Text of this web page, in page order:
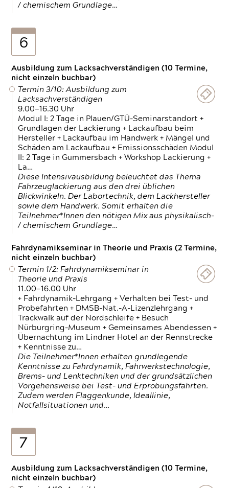
/ chemischem Grundlage…
6
Ausbildung zum Lacksachverständigen (10 Termine,
nicht einzeln buchbar)
Termin 3/10: Ausbildung zum
Lacksachverständigen
9.00—16.30 Uhr
Modul I: 2 Tage in Plauen/GTÜ-Seminarstandort +
Grundlagen der Lackierung + Lackaufbau beim
Hersteller + Lackaufbau im Handwerk + Mängel und
Schäden am Lackaufbau + Emissionsschäden Modul
II: 2 Tage in Gummersbach + Workshop Lackierung +
La…
Diese Intensivausbildung beleuchtet das Thema
Fahrzeuglackierung aus den drei üblichen
Blickwinkeln. Der Labortechnik, dem Lackhersteller
sowie dem Handwerk. Somit erhalten die
Teilnehmer*Innen den nötigen Mix aus physikalisch-
/ chemischem Grundlage…
Fahrdynamikseminar in Theorie und Praxis (2 Termine,
nicht einzeln buchbar)
Termin 1/2: Fahrdynamikseminar in
Theorie und Praxis
11.00—16.00 Uhr
+ Fahrdynamik-Lehrgang + Verhalten bei Test- und
Probefahrten + DMSB-Nat.-A-Lizenzlehrgang +
Trackwalk auf der Nordschleife + Besuch
Nürburgring-Museum + Gemeinsames Abendessen +
Übernachtung im Lindner Hotel an der Rennstrecke
+ Kenntnisse zu…
Die Teilnehmer*Innen erhalten grundlegende
Kenntnisse zu Fahrdynamik, Fahrwerkstechnologie,
Brems- und Lenktechniken und der grundsätzlichen
Vorgehensweise bei Test- und Erprobungsfahrten.
Zudem werden Flaggenkunde, Ideallinie,
Notfallsituationen und…
7
Ausbildung zum Lacksachverständigen (10 Termine,
nicht einzeln buchbar)